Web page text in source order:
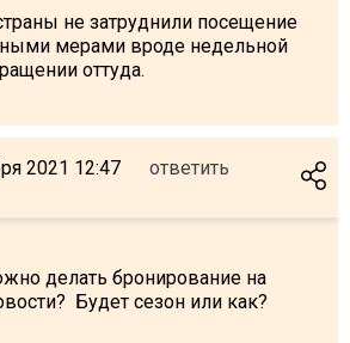
не затруднили посещение
мерами вроде недельной
оттуда.
2021 12:47 ответить
делать бронирование на
Будет сезон или как?